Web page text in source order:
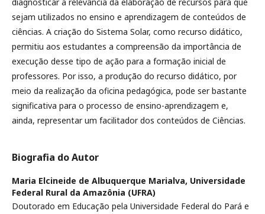
sejam utilizados no ensino e aprendizagem de conteúdos de
ciências. A criação do Sistema Solar, como recurso didático,
permitiu aos estudantes a compreensão da importância de
execução desse tipo de ação para a formação inicial de
professores. Por isso, a produção do recurso didático, por
meio da realização da oficina pedagógica, pode ser bastante
significativa para o processo de ensino-aprendizagem e,
ainda, representar um facilitador dos conteúdos de Ciências.
Biografia do Autor
Maria Elcineide de Albuquerque Marialva, Universidade
Federal Rural da Amazônia (UFRA)
Doutorado em Educação pela Universidade Federal do Pará e